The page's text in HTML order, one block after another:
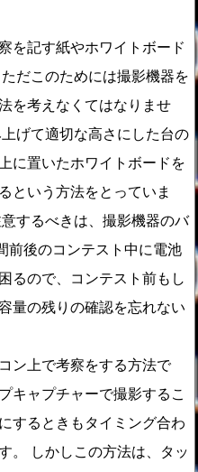
を記す紙やホワイトボード
だこのためには撮影機器を
を考えなくてはなりませ
げて適切な高さにした台の
に置いたホワイトボードを
という方法をとっていま
するべきは、撮影機器のバ
前後のコンテスト中に電池
るので、コンテスト前もし
量の残りの確認を忘れない
ン上で考察をする方法で
キャプチャーで撮影するこ
するときもタイミング合わ
。 しかしこの方法は、タッ